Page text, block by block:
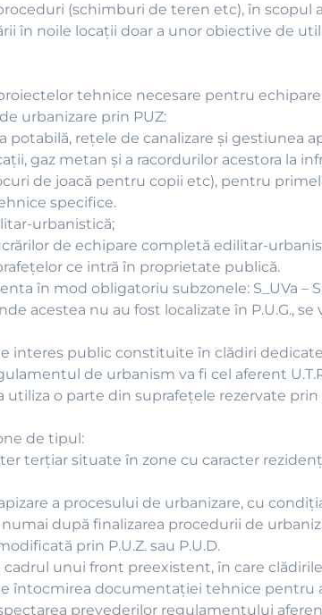
(schimburi de teren etc), în scopul
în noile locaţii doar a unor obiective de
tehnice necesare pentru
urbanizare prin PUZ:
potabilă, reţele de canalizare şi gestiunea
gaz metan şi a racordurilor acestora la
de joacă pentru copii etc), pentru
specifice.
urbanistică;
de echipare completă edilitar-
ce intră în proprietate publică.
în mod obligatoriu subzonele: S_UVa –
acestea nu au fost localizate în P.U.G., se
interes public constituite în clădiri
de urbanism va fi cel aferent
o parte din suprafeţele rezervate
de tipul:
terţiar situate în zone cu caracter
a procesului de urbanizare, cu
după finalizarea procedurii de
prin P.U.Z. sau P.U.D.
unui front preexistent, în care
întocmirea documentaţiei tehnice pentru
prevederilor regulamentului